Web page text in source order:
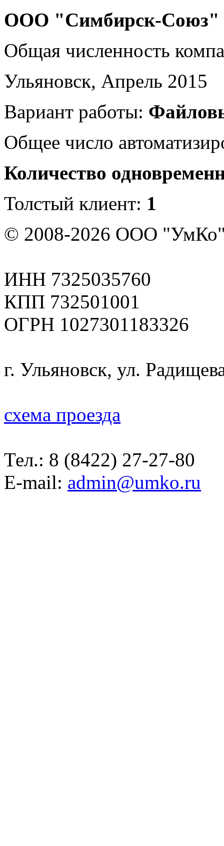
ООО "Симбирск-Союз"
Общая численность
Ульяновск, Апрель 2015
Вариант работы:
Общее число
Количество
Толстый клиент: 1
© 2008-2026 ООО
ИНН 7325035760
КПП 732501001
ОГРН 1027301183326
г. Ульяновск, ул.
схема проезда
Тел.: 8 (8422) 27-27-80
E-mail: admin@umko.ru